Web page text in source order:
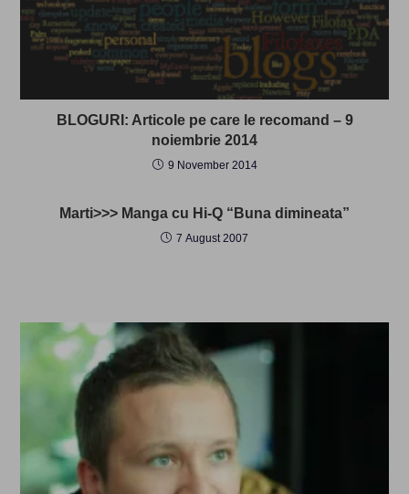
BLOGURI: Articole pe care le recomand – 9
noiembrie 2014
9 November 2014
Marti>>> Manga cu Hi-Q “Buna dimineata”
7 August 2007